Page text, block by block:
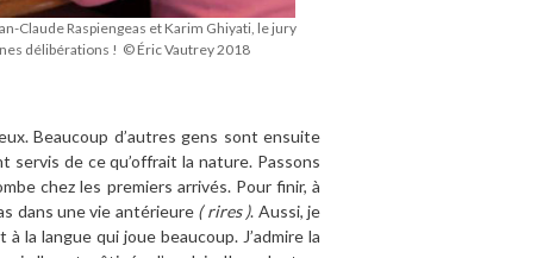
Claude Raspiengeas et Karim Ghiyati, le jury
délibérations ! © Éric Vautrey 2018
Beaucoup d’autres gens sont ensuite
servis de ce qu’offrait la nature. Passons
chez les premiers arrivés. Pour finir, à
dans une vie antérieure( rires ). Aussi, je
la langue qui joue beaucoup. J’admire la